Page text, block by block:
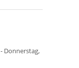
- Donnerstag,